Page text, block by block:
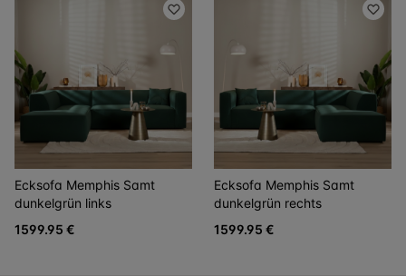
Ecksofa Memphis Samt
dunkelgrün links
1599.95 €
Ecksofa Memphis Samt
dunkelgrün rechts
1599.95 €